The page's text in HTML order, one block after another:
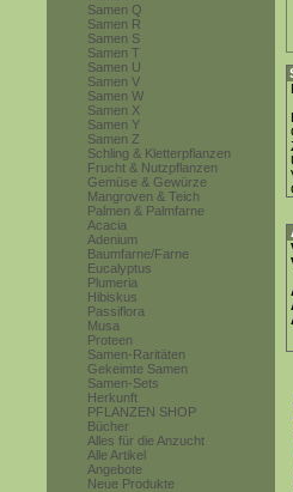
Samen Q
Samen R
Samen S
Samen T
Samen U
Samen V
Samen W
Samen X
Samen Y
Samen Z
Schling & Kletterpflanzen
Frucht & Nutzpflanzen
Gemüse & Gewürze
Mangroven & Teich
Palmen & Palmfarne
Acacia
Adenium
Baumfarne/Farne
Eucalyptus
Plumeria
Hibiskus
Passiflora
Musa
Proteen
Samen-Raritäten
Gekeimte Samen
Samen-Sets
Herkunft
PFLANZEN SHOP
Bücher
Alles für die Anzucht
Alle Artikel
Angebote
Neue Produkte